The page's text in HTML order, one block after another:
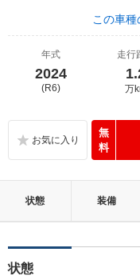
この車種
年式
2024
(R6)
走行
万
無
料
状態 装備
状態